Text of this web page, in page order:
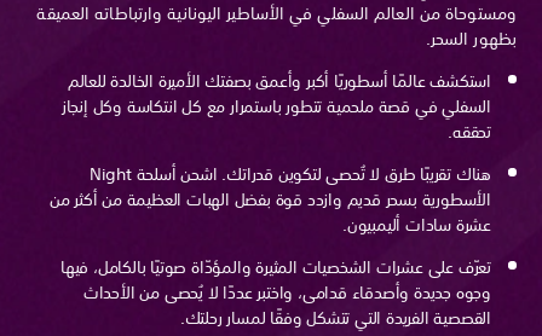
ومستوحاة من العالم السفلي في الأساطير اليونانية وارتباطاته العميقة
بظهور السحر.
استكشف عالمًا أسطوريًا أكبر وأعمق بصفتك الأميرة الخالدة للعالم
السفلي في قصة ملحمية تتطور باستمرار مع كل انتكاسة وكل إنجاز
تحققه.
هناك تقريبًا طرق لا تُحصى لتكوين قدراتك. اشحن أسلحة Night
الأسطورية بسحر قديم وازدد قوة بفضل الهبات العظيمة من أكثر من
عشرة سادات أليمبيون.
تعرّف على عشرات الشخصيات المثيرة والمؤدّاة صوتيًا بالكامل، فيها
وجوه جديدة وأصدقاء قدامى، واختبر عددًا لا يُحصى من الأحداث
القصصية الفريدة التي تتشكل وفقًا لمسار رحلتك.